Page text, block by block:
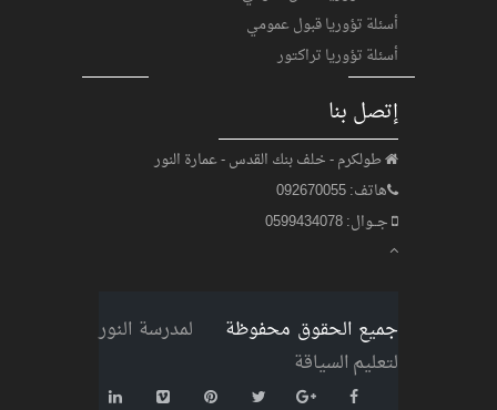
أسئلة تؤوريا قبول عمومي
أسئلة تؤوريا تراكتور
إتصل بنا
طولكرم - خلف بنك القدس - عمارة النور
هاتف: 092670055
جــوال: 0599434078
جميع الحقوق محفوظة © لمدرسة النور
لتعليم السياقة